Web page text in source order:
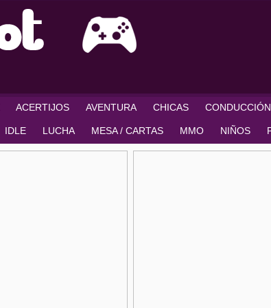
ACERTIJOS AVENTURA CHICAS CONDUCCIÓN
IDLE LUCHA MESA / CARTAS MMO NIÑOS